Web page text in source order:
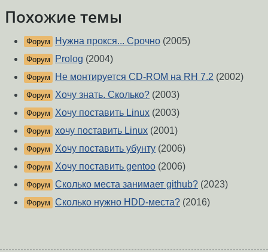
Похожие темы
Форум Нужна прокся... Срочно (2005)
Форум Prolog (2004)
Форум Не монтируется CD-ROM на RH 7.2 (2002)
Форум Хочу знать. Сколько? (2003)
Форум Хочу поставить Linux (2003)
Форум хочу поставить Linux (2001)
Форум Хочу поставить убунту (2006)
Форум Хочу поставить gentoo (2006)
Форум Сколько места занимает github? (2023)
Форум Сколько нужно HDD-места? (2016)